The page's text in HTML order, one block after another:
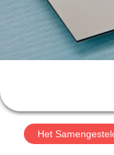
NEEM
MET
ONS
OP
Het